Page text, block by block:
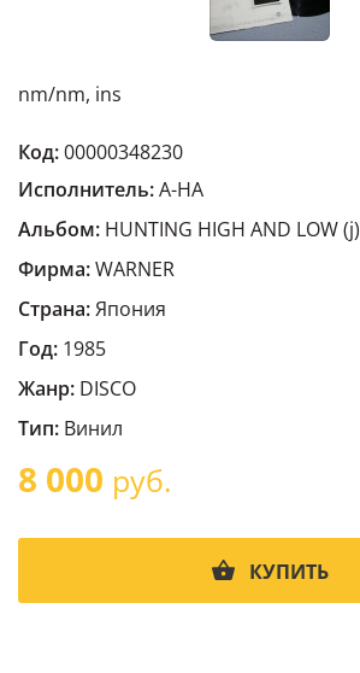
nm/nm, ins
Код:00000348230
Исполнитель:A-HA
Альбом: HUNTING HIGH AND LOW (j)
Фирма:WARNER
Страна:Япония
Год: 1985
Жанр: DISCO
Тип: Винил
8 000 руб.
КУПИТЬ